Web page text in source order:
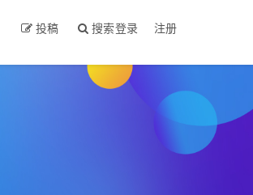
投稿 搜索登录 注册